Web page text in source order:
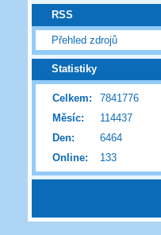
RSS
Přehled zdrojů
Statistiky
Online: 133
Celkem:
7841776
Měsíc:
114437
Den:
6464